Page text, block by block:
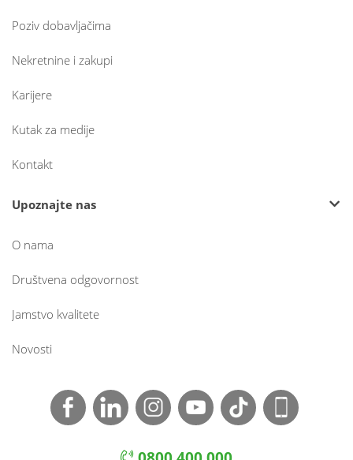
Poziv dobavljačima
Nekretnine i zakupi
Karijere
Kutak za medije
Kontakt
Upoznajte nas
O nama
Društvena odgovornost
Jamstvo kvalitete
Novosti